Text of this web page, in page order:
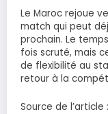
Le Maroc rejoue
match qui peut
prochain. Le
fois scruté, mais
de flexibilité au
retour à la
Source de l’article :